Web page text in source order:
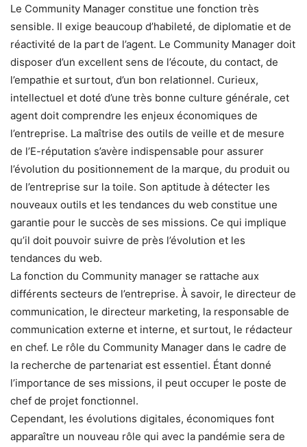
Le Community Manager constitue une fonction très
sensible. Il exige beaucoup d’habileté, de diplomatie et de
réactivité de la part de l’agent. Le Community Manager doit
disposer d’un excellent sens de l’écoute, du contact, de
l’empathie et surtout, d’un bon relationnel. Curieux,
intellectuel et doté d’une très bonne culture générale, cet
agent doit comprendre les enjeux économiques de
l’entreprise. La maîtrise des outils de veille et de mesure
de l’E-réputation s’avère indispensable pour assurer
l’évolution du positionnement de la marque, du produit ou
de l’entreprise sur la toile. Son aptitude à détecter les
nouveaux outils et les tendances du web constitue une
garantie pour le succès de ses missions. Ce qui implique
qu’il doit pouvoir suivre de près l’évolution et les
tendances du web.
La fonction du Community manager se rattache aux
différents secteurs de l’entreprise. À savoir, le directeur de
communication, le directeur marketing, la responsable de
communication externe et interne, et surtout, le rédacteur
en chef. Le rôle du Community Manager dans le cadre de
la recherche de partenariat est essentiel. Étant donné
l’importance de ses missions, il peut occuper le poste de
chef de projet fonctionnel.
Cependant, les évolutions digitales, économiques font
apparaître un nouveau rôle qui avec la pandémie sera de